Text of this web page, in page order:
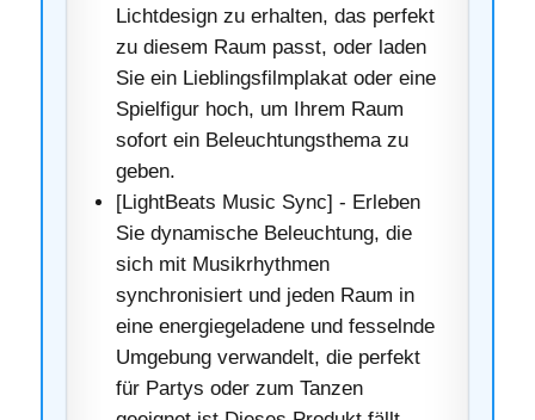
Lichtdesign zu erhalten, das perfekt
zu diesem Raum passt, oder laden
Sie ein Lieblingsfilmplakat oder eine
Spielfigur hoch, um Ihrem Raum
sofort ein Beleuchtungsthema zu
geben.
[LightBeats Music Sync] - Erleben
Sie dynamische Beleuchtung, die
sich mit Musikrhythmen
synchronisiert und jeden Raum in
eine energiegeladene und fesselnde
Umgebung verwandelt, die perfekt
für Partys oder zum Tanzen